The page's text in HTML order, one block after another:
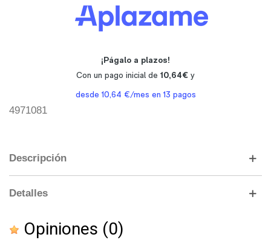
4971081
Descripción
Detalles
Opiniones (0)